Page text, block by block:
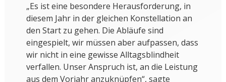
„Es ist eine besondere Herausforderung, in
diesem Jahr in der gleichen Konstellation an
den Start zu gehen. Die Abläufe sind
eingespielt, wir müssen aber aufpassen, dass
wir nicht in eine gewisse Alltagsblindheit
verfallen. Unser Anspruch ist, an die Leistung
aus dem Vorjahr anzuknüpfen“, sagte